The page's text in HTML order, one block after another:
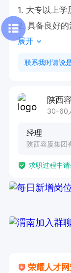
1. 大专以上学
2. 具备良好
3. 熟悉电商直
工作时间
展开
联系我时请说
陕西
30-60
经理
陕西容厦集团
求职过程中
荣耀人才